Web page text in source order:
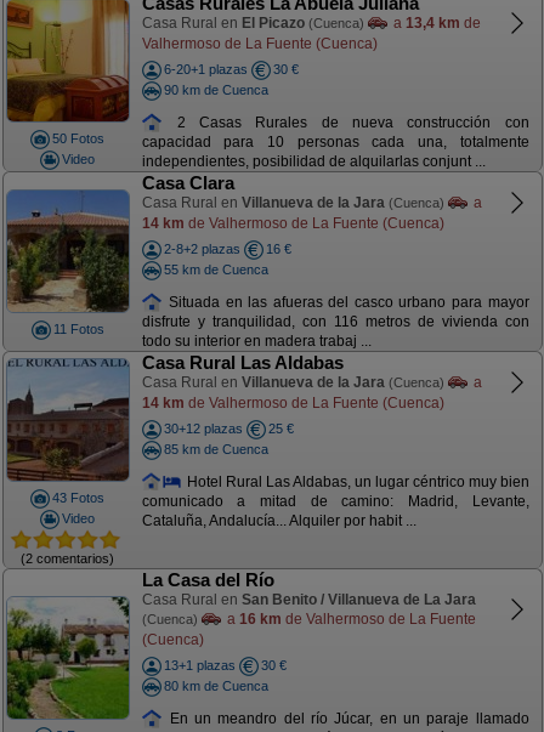
50 Fotos
Video
Casa Rural en El Picazo (Cuenca) a 13,4 km de
Valhermoso de La Fuente (Cuenca)
6-20+1 plazas
30 €
90 km de Cuenca
2 Casas Rurales de nueva construcción con
capacidad para 10 personas cada una, totalmente
independientes, posibilidad de alquilarlas conjunt ...
11 Fotos
Casa Clara
Casa Rural en Villanueva de la Jara (Cuenca)
a
14 km de Valhermoso de La Fuente (Cuenca)
2-8+2 plazas
16 €
55 km de Cuenca
Situada en las afueras del casco urbano para mayor
disfrute y tranquilidad, con 116 metros de vivienda con
todo su interior en madera trabaj ...
43 Fotos
Video
(2 comentarios)
Casa Rural Las Aldabas
Casa Rural en Villanueva de la Jara (Cuenca)
a
14 km de Valhermoso de La Fuente (Cuenca)
30+12 plazas
25 €
85 km de Cuenca
Hotel Rural Las Aldabas, un lugar céntrico muy bien
comunicado a mitad de camino: Madrid, Levante,
Cataluña, Andalucía... Alquiler por habit ...
La Casa del Río
Casa Rural en San Benito / Villanueva de La Jara
(Cuenca) a 16 km de Valhermoso de La Fuente
(Cuenca)
13+1 plazas
30 €
80 km de Cuenca
En un meandro del río Júcar, en un paraje llamado